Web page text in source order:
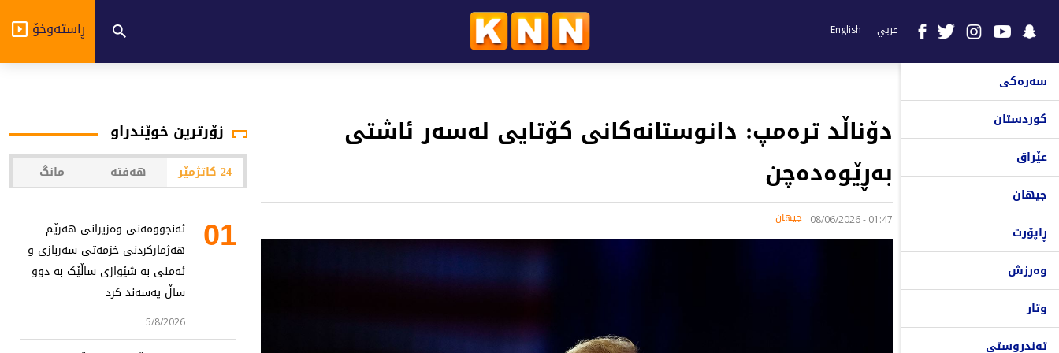
عربي English ڕاستەوخۆ
سەرەکی
کوردستان
عێراق
جیهان
ڕاپۆرت
وەرزش
وتار
تەندروستی
دۆناڵد ترەمپ: دانوستانەکانی کۆتایی لەسەر ئاشتی
بەڕێوەدەچن
01:47 - 08/06/2026 جیهان
زۆرترین خوێندراو
24 کاتژمێر هەفتە مانگ
01
ئەنجوومەنی وەزیرانی هەرێم
هەژمارکردنی خزمەتی سەربازی و
ئەمنی بە شێوازی ساڵێک بە دوو
ساڵ پەسەند کرد
5/8/2026